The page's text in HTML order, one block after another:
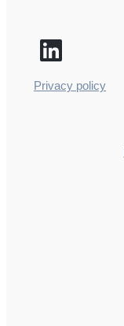
Privacy policy